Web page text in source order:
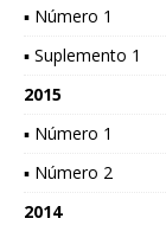
▪ Número 1
▪ Suplemento 1
2015
▪ Número 1
▪ Número 2
2014